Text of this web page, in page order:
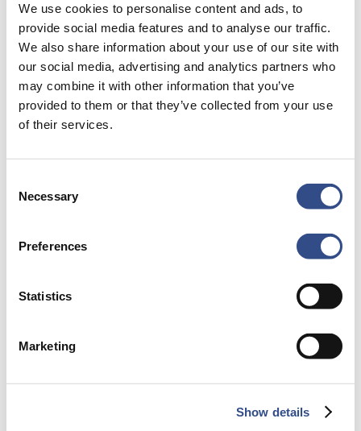
We use cookies to personalise content and ads, to
provide social media features and to analyse our traffic.
We also share information about your use of our site with
our social media, advertising and analytics partners who
may combine it with other information that you’ve
provided to them or that they’ve collected from your use
of their services.
Selection
Necessary
Preferences
Statistics
Marketing
Show details
Cijfers en kengetallen
tijdens